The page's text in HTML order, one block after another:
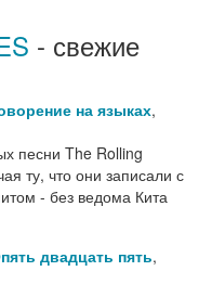
- свежие
на языках,
песни The Rolling
ту, что они записали с
- без ведома Кита
двадцать пять,